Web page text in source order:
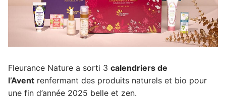
Fleurance Nature a sorti 3 calendriers de
l’Avent renfermant des produits naturels et bio pour
une fin d’année 2025 belle et zen.